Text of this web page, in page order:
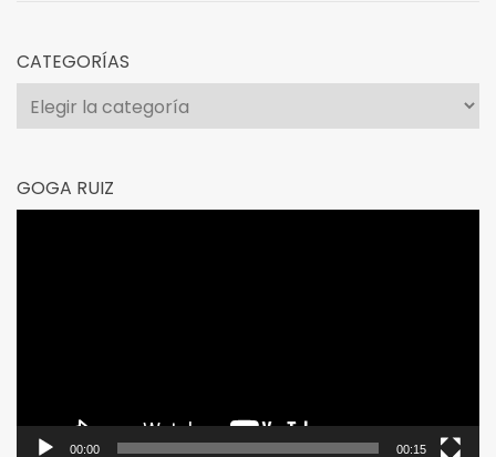
CATEGORÍAS
Categorías
GOGA RUIZ
00:00 00:15